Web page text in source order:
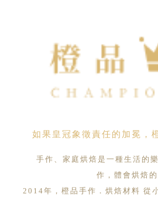
如果皇冠象徵責任的加冕，
手作、家庭烘焙是一種生活的
作，體會烘焙
2014年，橙品手作．烘焙材料 從